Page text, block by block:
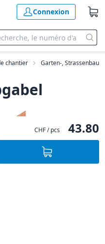
Connexion
chantier Garten-, Strassenbau
CHF / pcs 43.80